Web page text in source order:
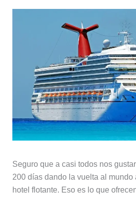
Seguro que a casi todos nos
200 días dando la vuelta al mundo
hotel flotante. Eso es lo que